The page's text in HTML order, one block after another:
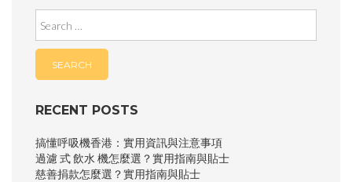
for:
RECENT POSTS
搞懂呼吸機香港：實用資訊與注意事項
過濾 式 飲水 機怎麼選？實用指南與貼士
慈善捐款怎麼選？實用指南與貼士